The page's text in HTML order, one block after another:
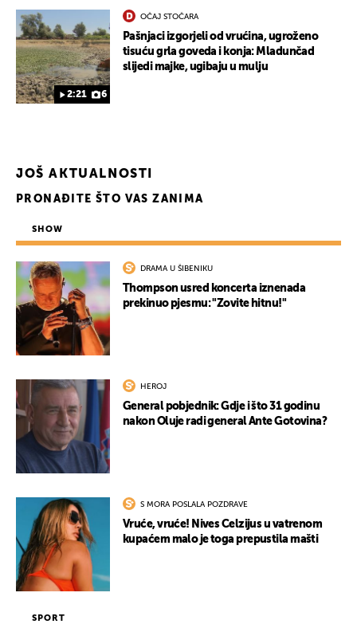
2:21 6
OČAJ STOČARA
Pašnjaci izgorjeli od vrućina, ugroženo
tisuću grla goveda i konja: Mladunčad
slijedi majke, ugibaju u mulju
JOŠ AKTUALNOSTI
PRONAĐITE ŠTO VAS ZANIMA
SHOW
DRAMA U ŠIBENIKU
Thompson usred koncerta iznenada
prekinuo pjesmu: "Zovite hitnu!"
HEROJ
General pobjednik: Gdje i što 31 godinu
nakon Oluje radi general Ante Gotovina?
S MORA POSLALA POZDRAVE
Vruće, vruće! Nives Celzijus u vatrenom
kupaćem malo je toga prepustila mašti
SPORT